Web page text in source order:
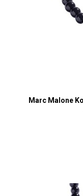
Marc Malone